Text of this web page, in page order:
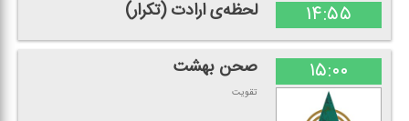
۱۴:۵۵ لحظه‌ی ارادت (تكرار)
۱۵:۰۰ صحن بهشت
تقویت